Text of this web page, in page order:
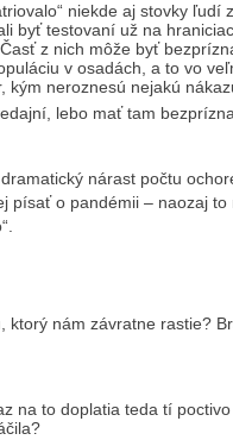
niekde aj stovky ľudí
byť testovaní už na
z nich môže byť
v osadách, a to vo
kým neroznesú nejakú
lebo mať tam
nárast počtu
písať o pandémii – naozaj
ktorý nám závratne rastie?
na to doplatia teda tí